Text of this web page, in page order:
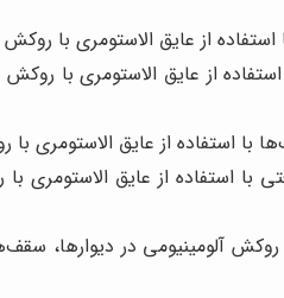
استفاده از عایق الاستومری با
از عایق الاستومری با
با استفاده از عایق الاستومری
با استفاده از عایق الاستومری
روکش آلومینیومی در